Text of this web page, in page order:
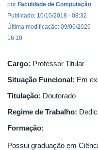
por Faculdade de Computação
Publicado: 10/10/2018 - 08:32
Última modificação: 09/06/2026 -
16:10
Cargo: Professor Titular
Situação Funcional: Em
Titulação: Doutorado
Regime de Trabalho:
Formação:
Possui graduação em